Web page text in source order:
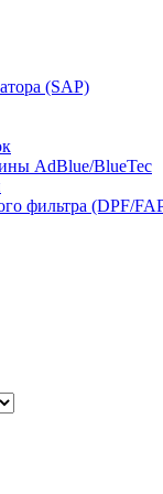
(SAP)
AdBlue/BlueTec
фильтра (DPF/